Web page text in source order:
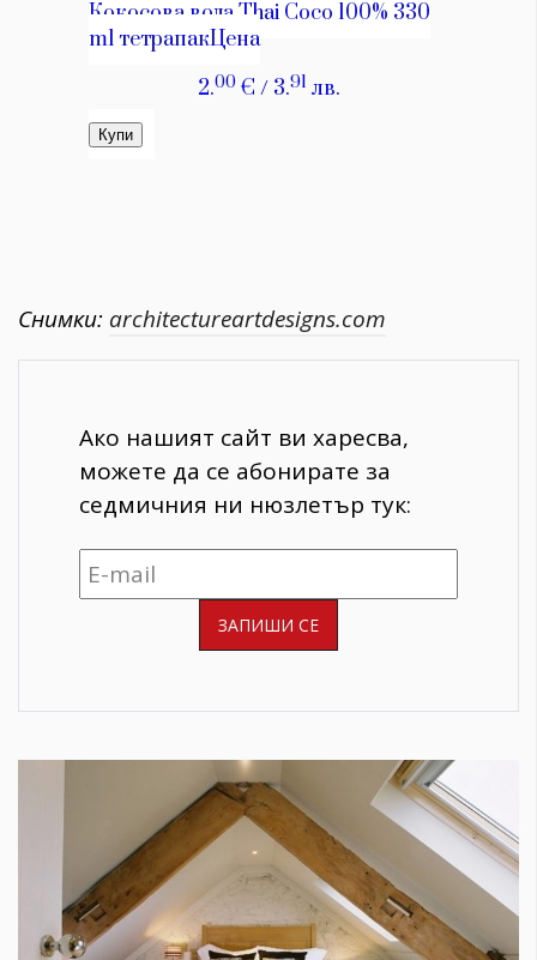
Снимки: architectureartdesigns.com
Ако нашият сайт ви харесва,
можете да се абонирате за
седмичния ни нюзлетър тук: